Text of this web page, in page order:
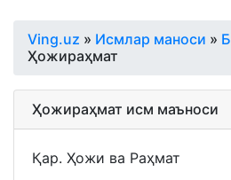
Ving.uz » Исмлар маноси »
Ҳожираҳмат
Ҳожираҳмат исм маъноси
Қар. Ҳожи ва Раҳмат